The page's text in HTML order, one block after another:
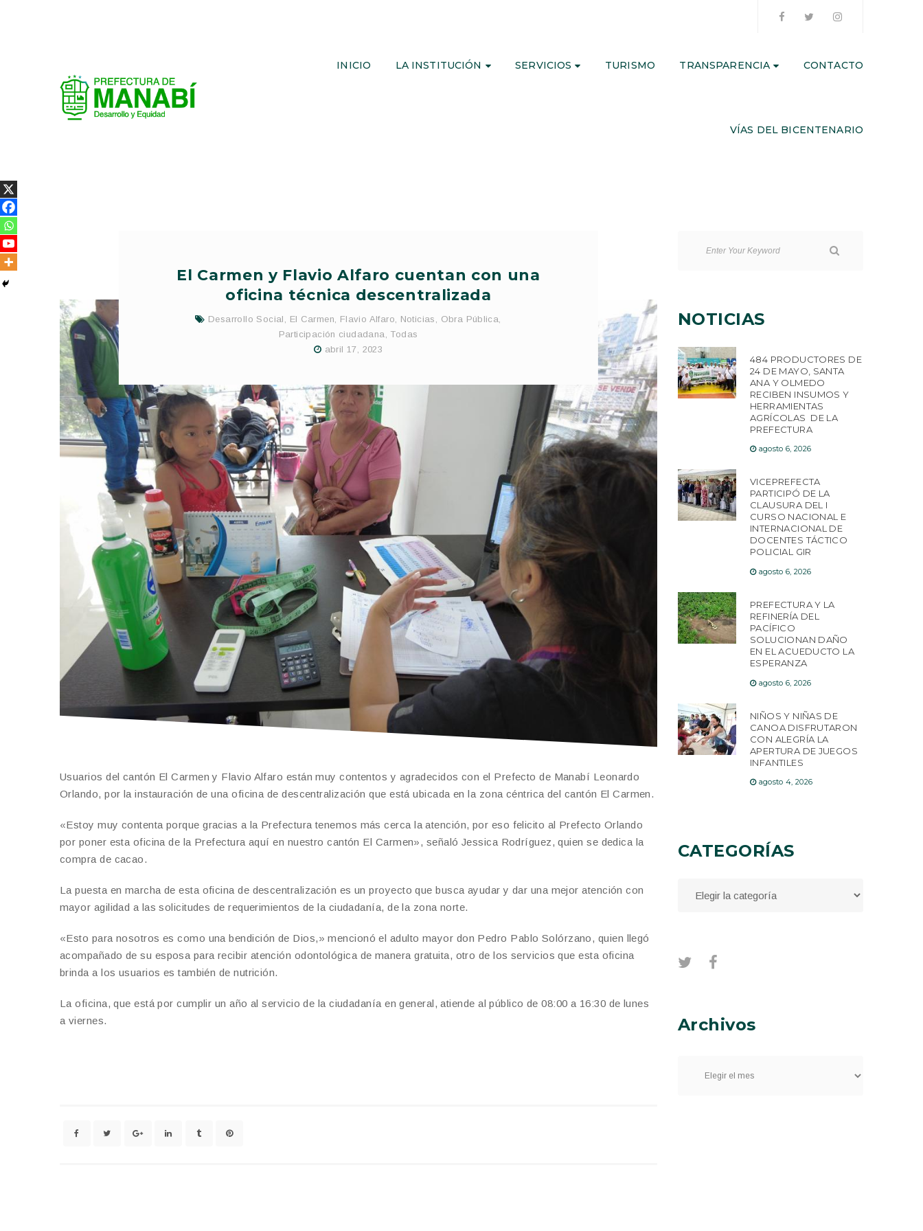
INICIO LA INSTITUCIÓN SERVICIOS TURISMO TRANSPARENCIA CONTACTO
VÍAS DEL BICENTENARIO
El Carmen y Flavio Alfaro cuentan con una
oficina técnica descentralizada
Desarrollo Social El Carmen Flavio Alfaro Noticias Obra Pública
Participación ciudadana
Todas
abril 17, 2023
Usuarios del cantón El Carmen y Flavio Alfaro están muy contentos y agradecidos con el Prefecto de Manabí Leonardo
Orlando, por la instauración de una oficina de descentralización que está ubicada en la zona céntrica del cantón El Carmen.
«Estoy muy contenta porque gracias a la Prefectura tenemos más cerca la atención, por eso felicito al Prefecto Orlando
por poner esta oficina de la Prefectura aquí en nuestro cantón El Carmen», señaló Jessica Rodríguez, quien se dedica la
compra de cacao.
La puesta en marcha de esta oficina de descentralización es un proyecto que busca ayudar y dar una mejor atención con
mayor agilidad a las solicitudes de requerimientos de la ciudadanía, de la zona norte.
«Esto para nosotros es como una bendición de Dios,» mencionó el adulto mayor don Pedro Pablo Solórzano, quien llegó
acompañado de su esposa para recibir atención odontológica de manera gratuita, otro de los servicios que esta oficina
brinda a los usuarios es también de nutrición.
La oficina, que está por cumplir un año al servicio de la ciudadanía en general, atiende al público de 08:00 a 16:30 de lunes
a viernes.
NOTICIAS
484 PRODUCTORES DE
24 DE MAYO, SANTA
ANA Y OLMEDO
RECIBEN INSUMOS Y
HERRAMIENTAS
AGRÍCOLAS DE LA
PREFECTURA
agosto 6, 2026
VICEPREFECTA
PARTICIPÓ DE LA
CLAUSURA DEL I
CURSO NACIONAL E
INTERNACIONAL DE
DOCENTES TÁCTICO
POLICIAL GIR
agosto 6, 2026
PREFECTURA Y LA
REFINERÍA DEL
PACÍFICO
SOLUCIONAN DAÑO
EN EL ACUEDUCTO LA
ESPERANZA
agosto 6, 2026
NIÑOS Y NIÑAS DE
CANOA DISFRUTARON
CON ALEGRÍA LA
APERTURA DE JUEGOS
INFANTILES
agosto 4, 2026
CATEGORÍAS
Archivos